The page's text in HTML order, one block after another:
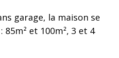
garage, la maison se
85m² et 100m², 3 et 4